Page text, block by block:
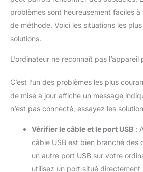
rétrocompatible avec les appareils hôtes
SD (128 Mo à 2 Go) ou les appareils hôtes
SDHC (4 Go à 32 Go). La plupart des
parent et sera transféré vers le
d'accès ; tels que Accès refusé,
capacité de 64 Go sont formatées à
fichiers FAT32. FAT32 a une limite de taille
de 4 Go. Formatez le lecteur ou la carte à
supérieure à 4 Go Température de
problèmes sont heureusement faciles
de méthode. Voici les situations les
solutions.
L’ordinateur ne reconnaît pas l’appareil
C’est l’un des problèmes les plus
de mise à jour affiche un message
n’est pas connecté, essayez les
Vérifier le câble et le port USB :
câble USB est bien branché des
un autre port USB sur votre
utilisez un port situé directement